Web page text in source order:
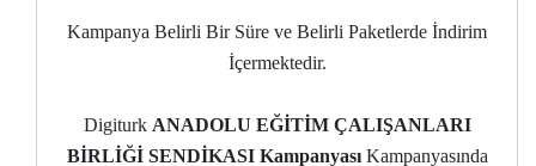
Kampanya Belirli Bir Süre ve Belirli Paketlerde İndirim
İçermektedir.
Digiturk ANADOLU EĞİTİM ÇALIŞANLARI
BİRLİĞİ SENDİKASI KampanyasıKampanyasında